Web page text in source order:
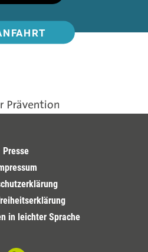
Presse
in leichter Sprache